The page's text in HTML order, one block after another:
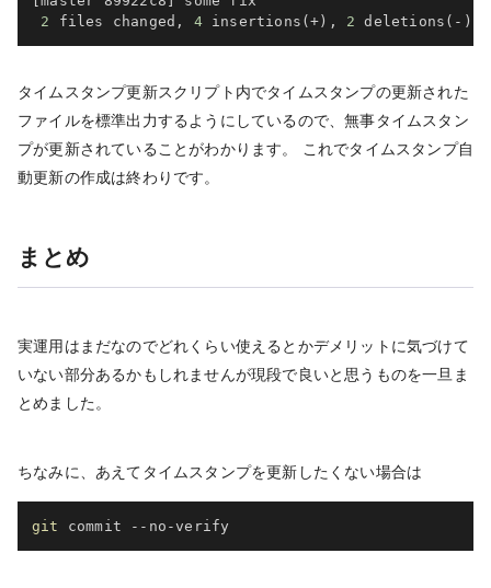
2 files changed, 4 insertions (+) , 2 deletions ( - )
タイムスタンプ更新スクリプト内でタイムスタンプの更新された
ファイルを標準出力するようにしているので、無事タイムスタン
プが更新されていることがわかります。 これでタイムスタンプ自
動更新の作成は終わりです。
まとめ
実運用はまだなのでどれくらい使えるとかデメリットに気づけて
いない部分あるかもしれませんが現段で良いと思うものを一旦ま
とめました。
ちなみに、あえてタイムスタンプを更新したくない場合は
git commit --no-verify